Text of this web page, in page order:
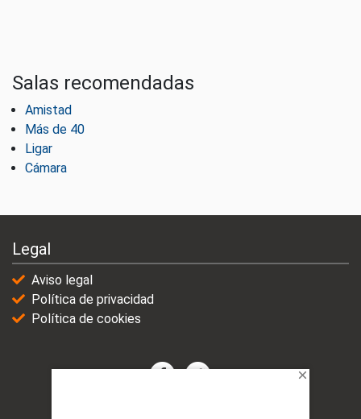
Salas recomendadas
Amistad
Más de 40
Ligar
Cámara
Legal
Aviso legal
Política de privacidad
Política de cookies